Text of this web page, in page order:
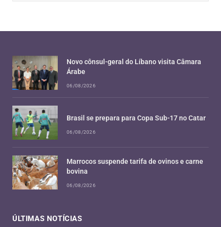
ÚLTIMAS NOTÍCIAS
Novo cônsul-geral do Líbano visita Câmara
Árabe
06/08/2026
Brasil se prepara para Copa Sub-17 no Catar
06/08/2026
Marrocos suspende tarifa de ovinos e carne
bovina
06/08/2026